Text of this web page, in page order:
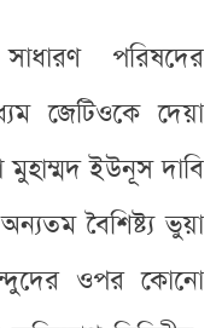
পরিষদের
জেটিওকে দেয়া
মুহাম্মদ ইউনূস দাবি
বৈশিষ্ট্য ভুয়া
ওপর কোনো